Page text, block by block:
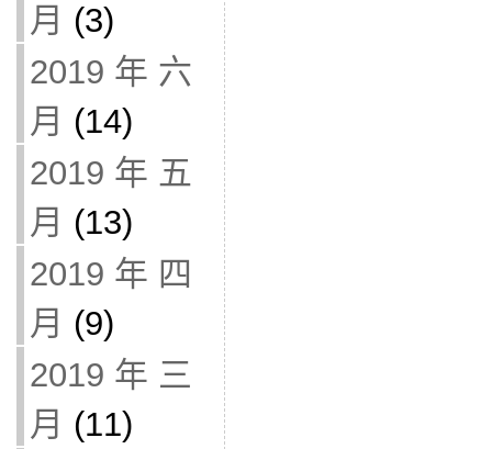
月 (3)
2019 年 六
月 (14)
2019 年 五
月 (13)
2019 年 四
月 (9)
2019 年 三
月 (11)